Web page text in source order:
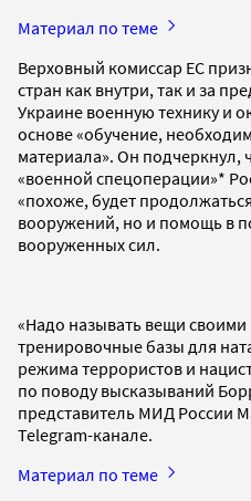
Материал по теме
Верховный комиссар ЕС
стран как внутри, так и за
Украине военную технику и
основе «обучение,
материала». Он подчеркнул,
«военной спецоперации»*
«похоже, будет
вооружений, но и помощь в
вооруженных сил.
«Надо называть вещи своими
тренировочные базы для
режима террористов и
по поводу высказываний
представитель МИД России
Telegram-канале.
Материал по теме